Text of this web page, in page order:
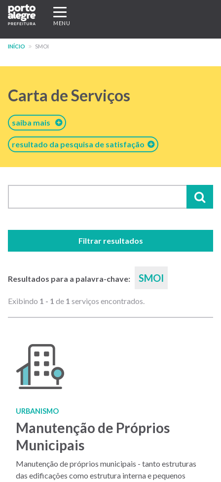
Pular
para
conteúdo
Expandir/recolher
navegação
MENU
INÍCIO SMOI
Carta de Serviços
saiba mais
resultado da pesquisa de satisfação
Filtrar resultados
Resultados para a palavra-chave: SMOI
Exibindo 1 - 1 de 1 serviços encontrados.
URBANISMO
Manutenção de Próprios
Municipais
Manutenção de próprios municipais - tanto estruturas
das edificações como estrutura interna e pequenos